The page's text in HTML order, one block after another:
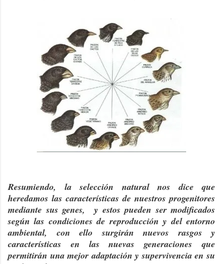
Resumiendo, la selección natural nos dice que
heredamos las características de nuestros progenitores
mediante sus genes, y estos pueden ser modificados
según las condiciones de reproducción y del entorno
ambiental, con ello surgirán nuevos rasgos y
características en las nuevas generaciones que
permitirán una mejor adaptación y supervivencia en su